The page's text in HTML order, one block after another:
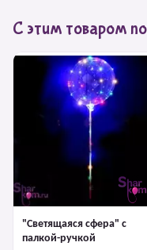
С этим товаром
"Светящаяся сфера" с
палкой-ручкой